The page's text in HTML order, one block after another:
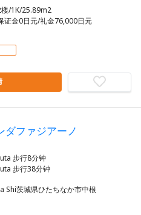
楼/1K/25.89m2
证金0日元/礼金76,000日元
ダファジアーノ
步行8分钟
Shi茨城県ひたちなか市中根